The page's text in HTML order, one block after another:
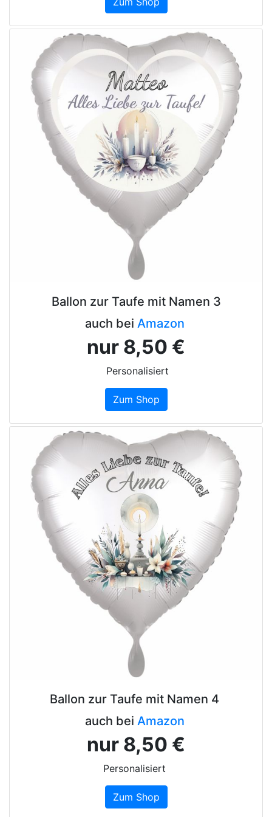
Ballon zur Taufe mit Namen 3
auch bei Amazon
nur 8,50 €
Personalisiert
Zum Shop
Ballon zur Taufe mit Namen 4
auch bei Amazon
nur 8,50 €
Personalisiert
Zum Shop